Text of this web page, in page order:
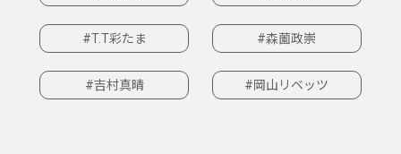
#T.T彩たま #森薗政崇
#吉村真晴 #岡山リベッツ